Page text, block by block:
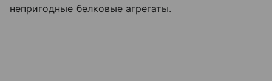
непригодные белковые агрегаты.